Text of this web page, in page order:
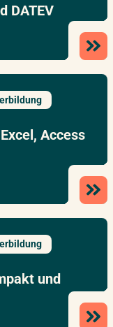
DATEV
Access
und